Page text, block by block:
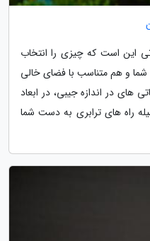
این است که چیزی را انتخاب
شما و هم متناسب با فضای خالی
های در اندازه جیبی، در ابعاد
راه های ترابری به دست شما